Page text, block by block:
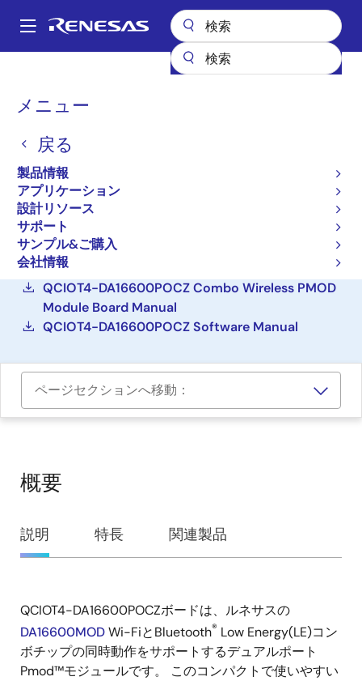
ン
Main
メニュー
戻る
製品情報
アプリケーション
設計リソース
サポート
サンプル&ご購入
会社情報
パ
く
ず
QCIOT4-DA16600POCZ
Wi-FiおよびBluetooth LE
クイックコネクト IoTボー
ド
QCIOT4-DA16600POCZ
ご購入
QCIOT4-DA16600POCZ Combo Wireless PMOD
Module Board Manual
QCIOT4-DA16600POCZ Software Manual
ページセクションへ移動：
概要
概
要
説明 特長 関連製品
説
明
QCIOT4-DA16600POCZボードは、ルネサスの
DA16600MODWi-FiとBluetooth® Low Energy(LE)コン
ボチップの同時動作をサポートするデュアルポート
Pmod™モジュールです。 このコンパクトで使いやすい